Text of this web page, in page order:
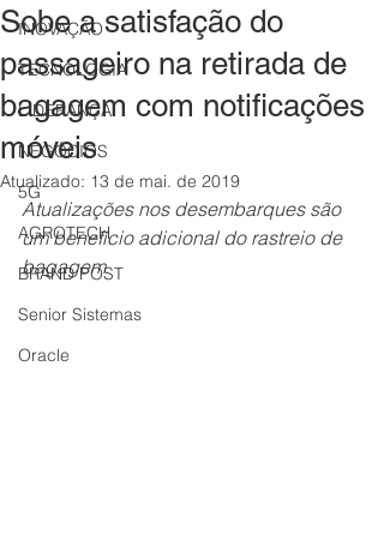
INOVAÇÃO
TECNOLOGIA
LIDERANÇA
NEGÓCIOS
5G
AGROTECH
BRAND POST
Senior Sistemas
Oracle
Sobe a satisfação do
passageiro na retirada de
bagagem com notificações
móveis
Atualizado: 13 de mai. de 2019
Atualizações nos desembarques são
um benefício adicional do rastreio de
bagagem